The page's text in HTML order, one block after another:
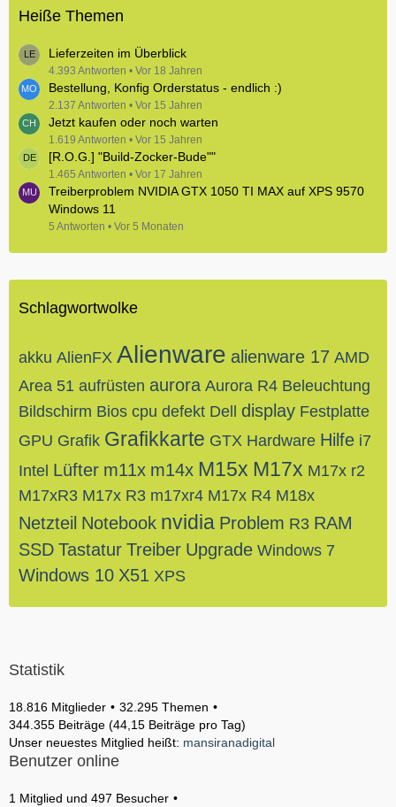
Heiße Themen
Lieferzeiten im Überblick
4.393 Antworten Vor 18 Jahren
Bestellung, Konfig Orderstatus - endlich :)
2.137 Antworten Vor 15 Jahren
Jetzt kaufen oder noch warten
1.619 Antworten Vor 15 Jahren
[R.O.G.] "Build-Zocker-Bude""
1.465 Antworten Vor 17 Jahren
Treiberproblem NVIDIA GTX 1050 TI MAX auf XPS 9570
Windows 11
5 Antworten Vor 5 Monaten
Schlagwortwolke
akku AlienFX Alienware alienware 17 AMD
Area 51 aufrüsten aurora Aurora R4 Beleuchtung
Bildschirm Bios cpu defekt Dell display Festplatte
GPU Grafik Grafikkarte GTX Hardware Hilfe i7
Intel Lüfter m11x m14x M15x M17x M17x r2
M17xR3 M17x R3 m17xr4 M17x R4 M18x
Netzteil Notebook nvidia Problem R3 RAM
SSD Tastatur Treiber Upgrade Windows 7
Windows 10 X51 XPS
Statistik
18.816 Mitglieder
32.295 Themen
344.355 Beiträge (44,15 Beiträge pro Tag)
Unser neuestes Mitglied heißt: mansiranadigital
Benutzer online
1 Mitglied und 497 Besucher